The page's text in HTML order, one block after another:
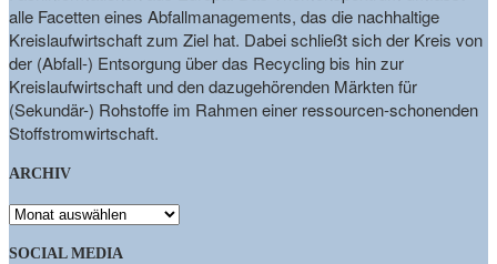
alle Facetten eines Abfallmanagements, das die nachhaltige
Kreislaufwirtschaft zum Ziel hat. Dabei schließt sich der Kreis von
der (Abfall-) Entsorgung über das Recycling bis hin zur
Kreislaufwirtschaft und den dazugehörenden Märkten für
(Sekundär-) Rohstoffe im Rahmen einer ressourcen-schonenden
Stoffstromwirtschaft.
ARCHIV
ARCHIV
SOCIAL MEDIA